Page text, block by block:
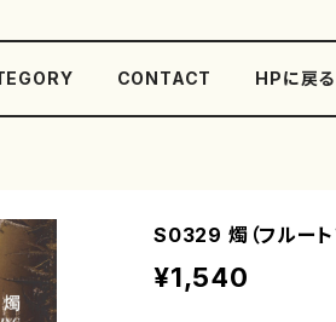
CONTACT HPに戻る
S0329 燭（フルー
¥1,540